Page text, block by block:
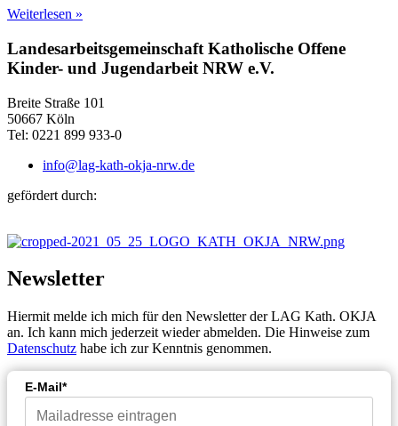
Weiterlesen »
Landesarbeitsgemeinschaft Katholische Offene
Kinder- und Jugendarbeit NRW e.V.
Breite Straße 101
50667 Köln
Tel: 0221 899 933-0
info@lag-kath-okja-nrw.de
gefördert durch:
Newsletter
Hiermit melde ich mich für den Newsletter der LAG Kath. OKJA
an. Ich kann mich jederzeit wieder abmelden. Die Hinweise zum
Datenschutz habe ich zur Kenntnis genommen.
E-Mail*